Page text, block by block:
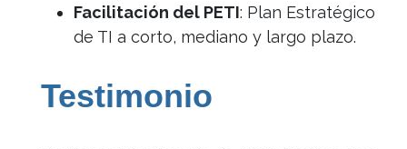
Facilitación del PETI: Plan Estratégico
de TI a corto, mediano y largo plazo.
Testimonio